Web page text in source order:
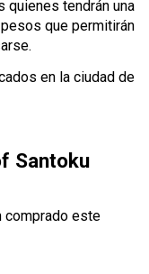
tendrán una
que permitirán
en la ciudad de
Santoku
comprado este